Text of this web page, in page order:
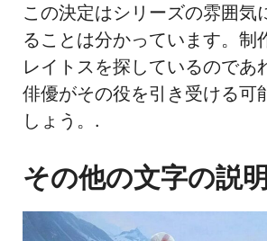
この決定はシリーズの雰囲気
ることは分かっています。制
レイトスを探しているのであ
俳優がその役を引き受ける可
しょう。.
その他の文字の説明